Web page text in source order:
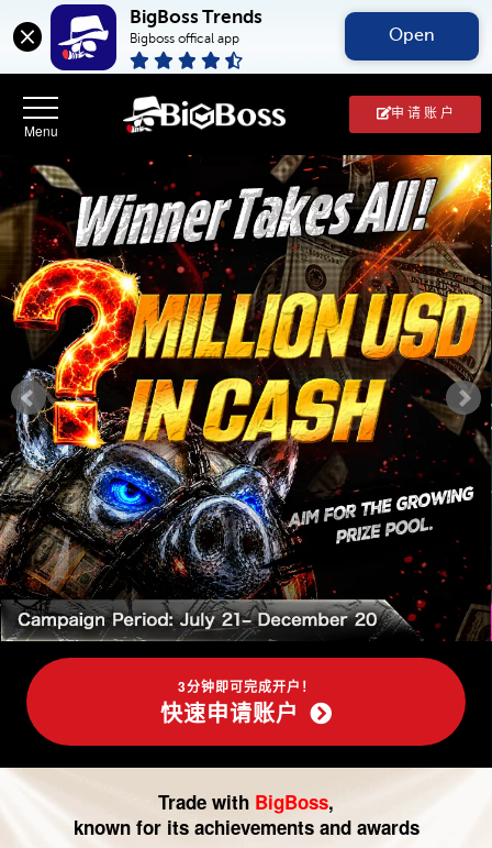
BigBoss Trends
Bigboss offical app Open
申 请 账 户
BigBoss(币
博
外
汇
中
文
官
网)
-
外
汇
交
易|
CFD
交
易
3分钟即可完成开户！
快速申请账户
Trade with BigBoss,
known for its achievements and awards